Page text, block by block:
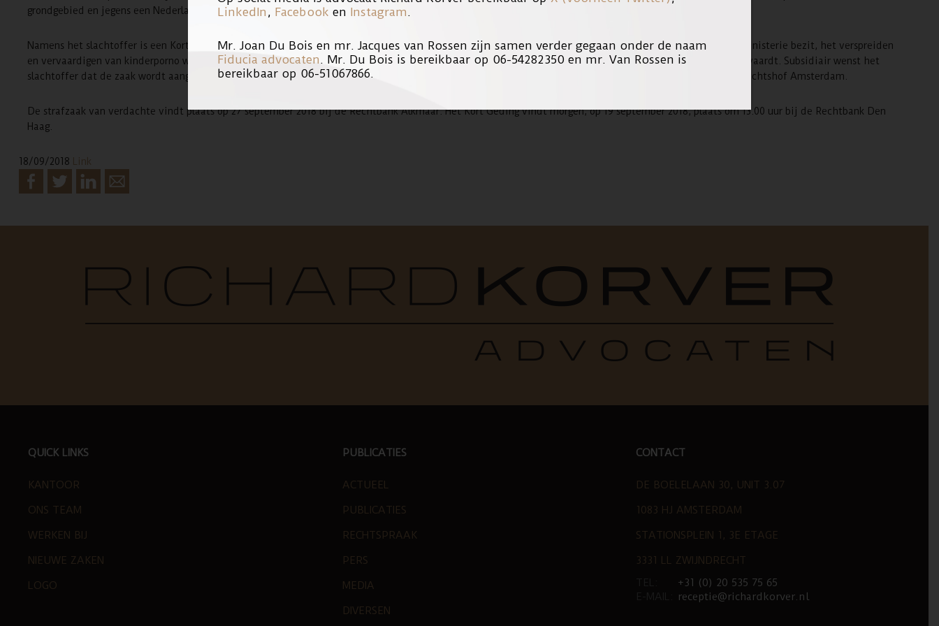
grondgebied en jegens een Nederlands slachtoffer.
Namens het slachtoffer is een Kort Geding procedure tegen de Staat der Nederlanden aangespannen. Slachtoffer wil hiermee bereiken dat het Openbaar Ministerie bezit, het verspreiden
en vervaardigen van kinderporno wederom op de dagvaarding in de strafzaak plaatst, danwel dat het Openbaar Ministerie verdachte hier parallel voor dagvaardt. Subsidiair wenst het
slachtoffer dat de zaak wordt aangehouden, in afwachting van de zogenaamde artikel 12 Sv procedure die namens het slachtoffer is ingediend bij het Gerechtshof Amsterdam.
De strafzaak van verdachte vindt plaats op 27 september 2018 bij de Rechtbank Alkmaar. Het Kort Geding vindt morgen, op 19 september 2018, plaats om 13.00 uur bij de Rechtbank Den
Haag.
18/09/2018 Link
FOOTER
QUICK LINKS
KANTOOR
ONS TEAM
WERKEN BIJ
NIEUWE ZAKEN
LOGO
PUBLICATIES
ACTUEEL
PUBLICATIES
RECHTSPRAAK
PERS
MEDIA
DIVERSEN
CONTACT
DE BOELELAAN 30, UNIT 3.07
1083 HJ AMSTERDAM
STATIONSPLEIN 1, 3E ETAGE
3331 LL ZWIJNDRECHT
+31 (0) 20 535 75 65
receptie@richardkorver.nl
LinkedIn , Facebook en Instagram.
Mr. Joan Du Bois en mr. Jacques van Rossen zijn samen verder gegaan onder de naam
Fiducia advocaten. Mr. Du Bois is bereikbaar op 06-54282350 en mr. Van Rossen is
bereikbaar op 06-51067866.